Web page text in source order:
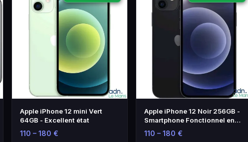
Apple iPhone 12 mini Vert
64GB - Excellent état
110 – 180 €
Apple iPhone 12 Noir 256GB -
Smartphone Fonctionnel en
État Correct
110 – 180 €